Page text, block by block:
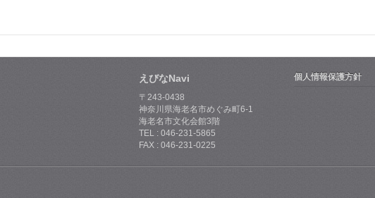
えびなNavi
〒243-0438
神奈川県海老名市めぐみ町6-1
海老名市文化会館3階
TEL : 046-231-5865
FAX : 046-231-0225
個人情報保護方針